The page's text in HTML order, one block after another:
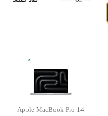
Apple MacBook Pro 14